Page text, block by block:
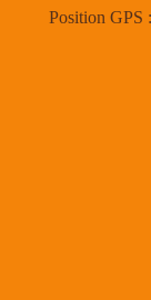
Position GPS :